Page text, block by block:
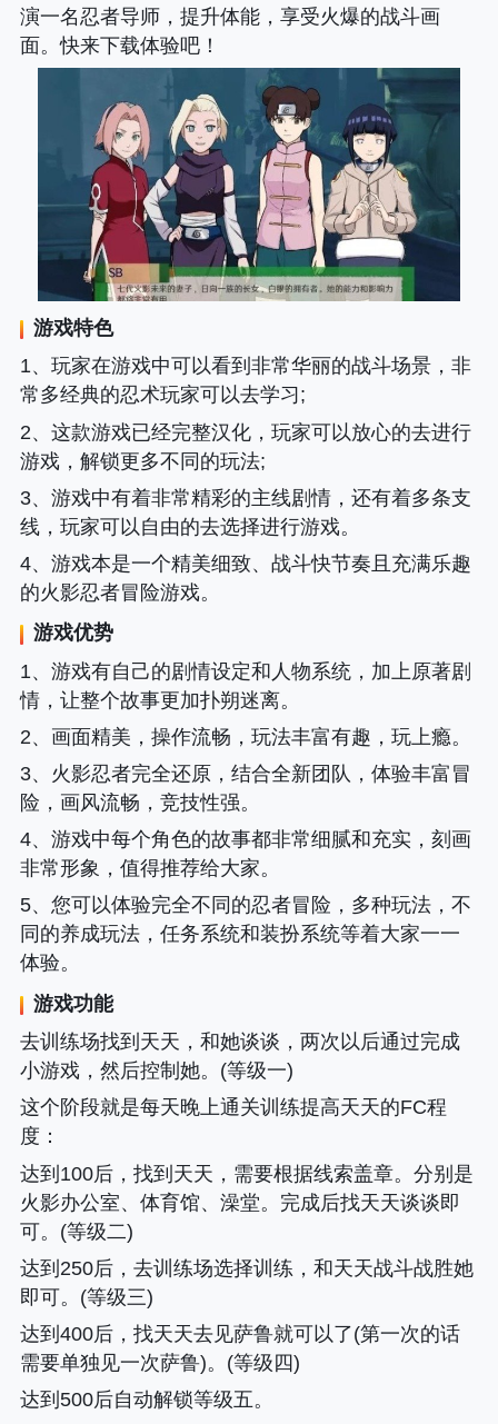
演一名忍者导师，提升体能，享受火爆的战斗画
面。快来下载体验吧！
游戏特色
1、玩家在游戏中可以看到非常华丽的战斗场景，非
常多经典的忍术玩家可以去学习;
2、这款游戏已经完整汉化，玩家可以放心的去进行
游戏，解锁更多不同的玩法;
3、游戏中有着非常精彩的主线剧情，还有着多条支
线，玩家可以自由的去选择进行游戏。
4、游戏本是一个精美细致、战斗快节奏且充满乐趣
的火影忍者冒险游戏。
游戏优势
1、游戏有自己的剧情设定和人物系统，加上原著剧
情，让整个故事更加扑朔迷离。
2、画面精美，操作流畅，玩法丰富有趣，玩上瘾。
3、火影忍者完全还原，结合全新团队，体验丰富冒
险，画风流畅，竞技性强。
4、游戏中每个角色的故事都非常细腻和充实，刻画
非常形象，值得推荐给大家。
5、您可以体验完全不同的忍者冒险，多种玩法，不
同的养成玩法，任务系统和装扮系统等着大家一一
体验。
游戏功能
去训练场找到天天，和她谈谈，两次以后通过完成
小游戏，然后控制她。(等级一)
这个阶段就是每天晚上通关训练提高天天的FC程
度 ：
达到100后，找到天天，需要根据线索盖章。分别是
火影办公室、体育馆、澡堂。完成后找天天谈谈即
可。(等级二)
达到250后，去训练场选择训练，和天天战斗战胜她
即可。(等级三)
达到400后，找天天去见萨鲁就可以了(第一次的话
需要单独见一次萨鲁)。(等级四)
达到500后自动解锁等级五。